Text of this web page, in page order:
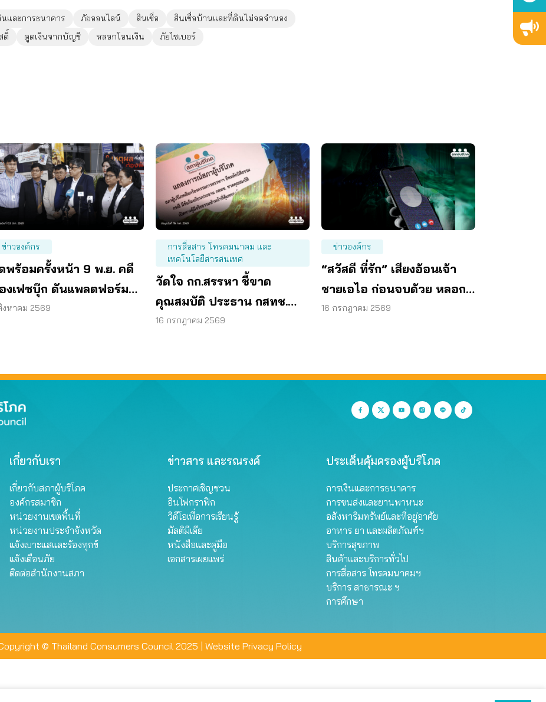
นและการธนาคาร ภัยออนไลน์ สินเชื่อ
สินเชื่อบ้านและที่ดินไม่จดจำนอง
ดิ์
ดูดเงินจากบัญชี หลอกโอนเงิน ภัยไซเบอร์
ข่าวองค์กร
พร้อมครั้งหน้า 9 พ.ย. คดี
งเฟซบุ๊ก ดันแพลตฟอร์ม
มรับผิด
งหาคม 2569
การสื่อสาร โทรคมนาคม และ
เทคโนโลยีสารสนเทศ
วัดใจ กก.สรรหา ชี้ขาด
คุณสมบัติ ประธาน กสทช.
เปิดทางคนที่ดีกว่า มาทำ
16 กรกฎาคม 2569
ข่าวองค์กร
“สวัสดี ที่รัก” เสียงอ้อนเจ้า
ชายเอไอ ก่อนจบด้วย หลอก
โอนเงิน
16 กรกฎาคม 2569
เกี่ยวกับเรา
เกี่ยวกับสภาผู้บริโภค
องค์กรสมาชิก
หน่วยงานเขตพื้นที่
หน่วยงานประจำจังหวัด
แจ้งเบาะแสและร้องทุกข์
แจ้งเตือนภัย
ติดต่อสำนักงานสภา
ข่าวสาร และรณรงค์
ประกาศเชิญชวน
อินโฟกราฟิก
วิดีโอเพื่อการเรียนรู้
มัลติมีเดีย
หนังสือและคู่มือ
เอกสารเผยแพร่
ประเด็นคุ้มครองผู้บริโภค
การเงินและการธนาคาร
การขนส่งและยานพาหนะ
อสังหาริมทรัพย์และที่อยู่อาศัย
อาหาร ยา และผลิตภัณฑ์ฯ
บริการสุขภาพ
สินค้าและบริการทั่วไป
การสื่อสาร โทรคมนาคมฯ
บริการ สาธารณะ ฯ
การศึกษา
© Thailand Consumers Council 2025 | Website Privacy Policy